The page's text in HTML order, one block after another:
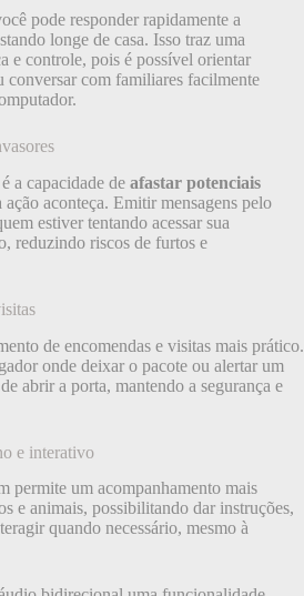
pode responder rapidamente a
longe de casa. Isso traz uma
e controle, pois é possível orientar
conversar com familiares facilmente
a capacidade de afastar potenciais
ação aconteça. Emitir mensagens pelo
estiver tentando acessar sua
reduzindo riscos de furtos e
de encomendas e visitas mais prático.
onde deixar o pacote ou alertar um
abrir a porta, mantendo a segurança e
e interativo
permite um acompanhamento mais
e animais, possibilitando dar instruções,
quando necessário, mesmo à